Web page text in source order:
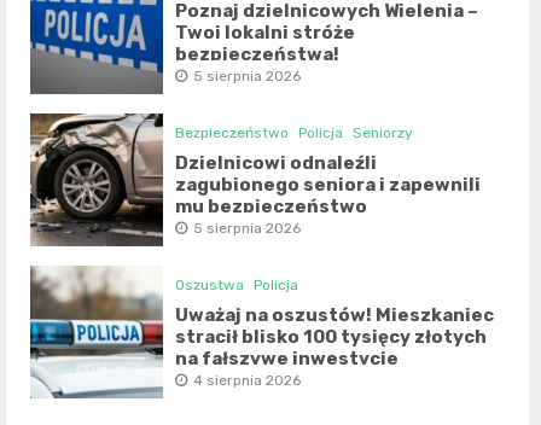
Poznaj dzielnicowych Wielenia –
Twoi lokalni stróże
bezpieczeństwa!
5 sierpnia 2026
Bezpieczeństwo Policja Seniorzy
Dzielnicowi odnaleźli
zagubionego seniora i zapewnili
mu bezpieczeństwo
5 sierpnia 2026
Oszustwa Policja
Uważaj na oszustów! Mieszkaniec
stracił blisko 100 tysięcy złotych
na fałszywe inwestycje
4 sierpnia 2026